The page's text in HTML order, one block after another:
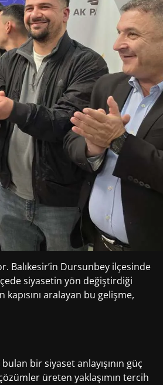
Balıkesir’in Dursunbey ilçesinde
siyasetin yön değiştirdiği
aralayan bu gelişme,
bir siyaset anlayışının güç
üreten yaklaşımın tercih